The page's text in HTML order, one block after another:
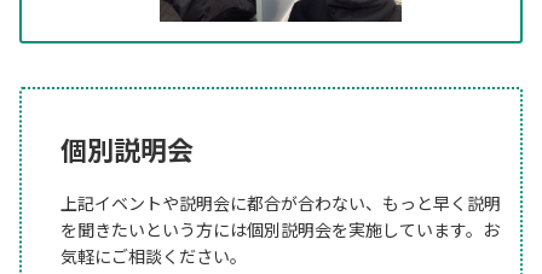
個別説明会
上記イベントや説明会に都合が合わない、もっと早く説明
を聞きたいという方には個別説明会を実施しています。お
気軽にご相談ください。